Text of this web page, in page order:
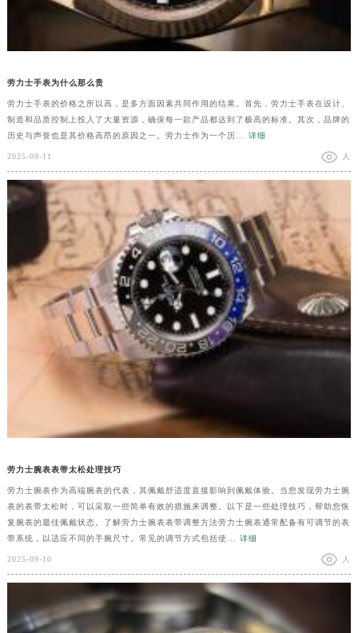
劳力士手表为什么那么贵
劳力士手表的价格之所以高，是多方面因素共同作用的结果。首先，劳力士手表在设计、
制造和品质控制上投入了大量资源，确保每一款产品都达到了极高的标准。其次，品牌的
历史与声誉也是其价格高昂的原因之一。劳力士作为一个历... 详细
2025-09-11 人
劳力士腕表表带太松处理技巧
劳力士腕表作为高端腕表的代表，其佩戴舒适度直接影响到佩戴体验。当您发现劳力士腕
表的表带太松时，可以采取一些简单有效的措施来调整。以下是一些处理技巧，帮助您恢
复腕表的最佳佩戴状态。了解劳力士腕表表带调整方法劳力士腕表通常配备有可调节的表
带系统，以适应不同的手腕尺寸。常见的调节方式包括使... 详细
2025-09-10 人